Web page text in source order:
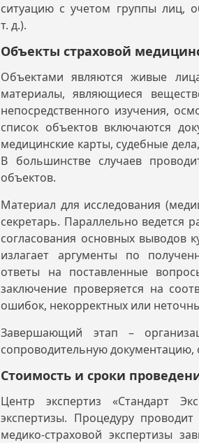
ситуацию с учетом группы лиц,
т. д.).
Объекты страховой
Объектами являются живые
материалы, являющиеся
непосредственного изучения,
список объектов включаются
медицинские карты, судебные
В большинстве случаев
объектов.
Материал для исследования
секретарь. Параллельно ведется
согласования основных выводов
излагает аргументы по
ответы на поставленные
заключение проверяется на
ошибок, некорректных или
Завершающий этап –
сопроводительную
Стоимость и сроки
Центр экспертиз «Стандарт
экспертизы. Процедуру
медико-страховой экспертизы